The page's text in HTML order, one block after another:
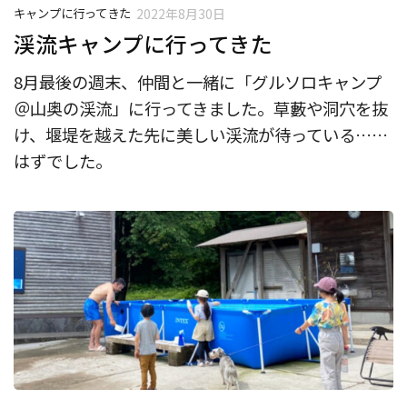
キャンプに行ってきた 2022年8月30日
渓流キャンプに行ってきた
8月最後の週末、仲間と一緒に「グルソロキャンプ
＠山奥の渓流」に行ってきました。草藪や洞穴を抜
け、堰堤を越えた先に美しい渓流が待っている……
はずでした。